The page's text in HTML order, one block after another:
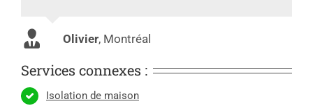
Olivier, Montréal
Services connexes :
Isolation de maison